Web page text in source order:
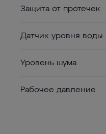
Защита от протечек
Датчик уровня воды
Уровень шума
Рабочее давление